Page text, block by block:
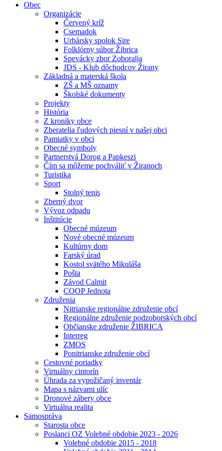
Obec
Organizácie
Červený kríž
Csemadok
Urbársky spolok Sire
Folklórny súbor Žibrica
Spevácky zbor Zoboralja
JDS - Klub dôchodcov Žirany
Základná a materská škola
ZŠ a MŠ oznamy
Školské dokumenty
Projekty
História
Z kroniky obce
Zberatelia ľudových piesní v našej obci
Pamiatky v obci
Obecné symboly
Partnerstvá Dorog a Papkeszi
Čím sa môžeme pochváliť v Žiranoch
Turistika
Sport
Stolný tenis
Zberný dvor
Vývoz odpadu
Inštitúcie
Obecné múzeum
Nové obecné múzeum
Kultúrny dom
Farský úrad
Kostol svätého Mikuláša
Pošta
Závod Calmit
COOP Jednota
Združenia
Nitrianske regionálne združenie obcí
Regionálne združenie podzoborských obcí
Občianske združenie ŽIBRICA
Interreg
ZMOS
Ponitrianske združenie obcí
Cestovné poriadky
Virtuálny cintorín
Úhrada za vypožičaný inventár
Mapa s názvami ulíc
Dronové zábery obce
Virtuálna realita
Samospráva
Starosta obce
Poslanci OZ Volebné obdobie 2023 - 2026
Volebné obdobie 2015 - 2018